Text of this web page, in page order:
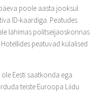
poole aasta jooksul
ID-kaardiga. Peatudes
lähimas politseijaoskonnas
peatuvad külalised
ole Eesti saatkonda ega
teiste Euroopa Liidu